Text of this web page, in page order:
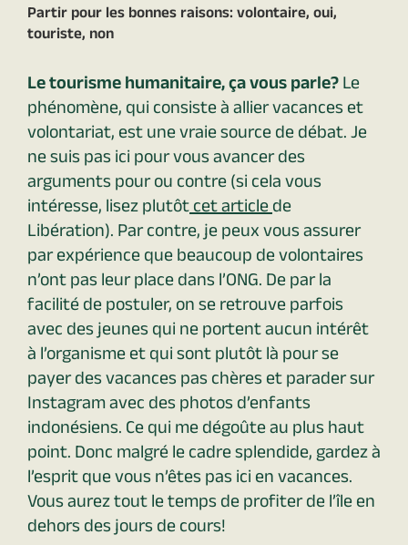
Partir pour les bonnes raisons: volontaire, oui,
touriste, non
Le tourisme humanitaire, ça vous parle?Le
phénomène, qui consiste à allier vacances et
volontariat, est une vraie source de débat. Je
ne suis pas ici pour vous avancer des
arguments pour ou contre (si cela vous
intéresse, lisez plutôtcet articlede
Libération). Par contre, je peux vous assurer
par expérience que beaucoup de volontaires
n’ont pas leur place dans l’ONG. De par la
facilité de postuler, on se retrouve parfois
avec des jeunes qui ne portent aucun intérêt
à l’organisme et qui sont plutôt là pour se
payer des vacances pas chères et parader sur
Instagram avec des photos d’enfants
indonésiens. Ce qui me dégoûte au plus haut
point. Donc malgré le cadre splendide, gardez à
l’esprit que vous n’êtes pas ici en vacances.
Vous aurez tout le temps de profiter de l’île en
dehors des jours de cours!